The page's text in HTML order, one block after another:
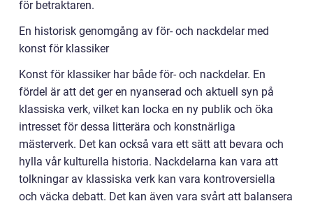
för betraktaren.
En historisk genomgång av för- och nackdelar med
konst för klassiker
Konst för klassiker har både för- och nackdelar. En
fördel är att det ger en nyanserad och aktuell syn på
klassiska verk, vilket kan locka en ny publik och öka
intresset för dessa litterära och konstnärliga
mästerverk. Det kan också vara ett sätt att bevara och
hylla vår kulturella historia. Nackdelarna kan vara att
tolkningar av klassiska verk kan vara kontroversiella
och väcka debatt. Det kan även vara svårt att balansera